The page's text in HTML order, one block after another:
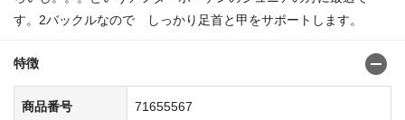
す。2バックルなので しっかり足首と甲をサポートします。
特徴
商品番号 71655567